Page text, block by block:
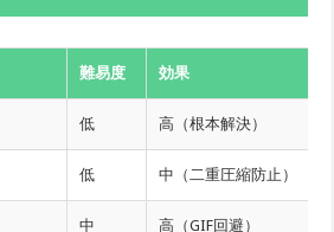
難易度 効果
低 高（根本解決）
低 中（二重圧縮防止）
中 高（GIF回避）